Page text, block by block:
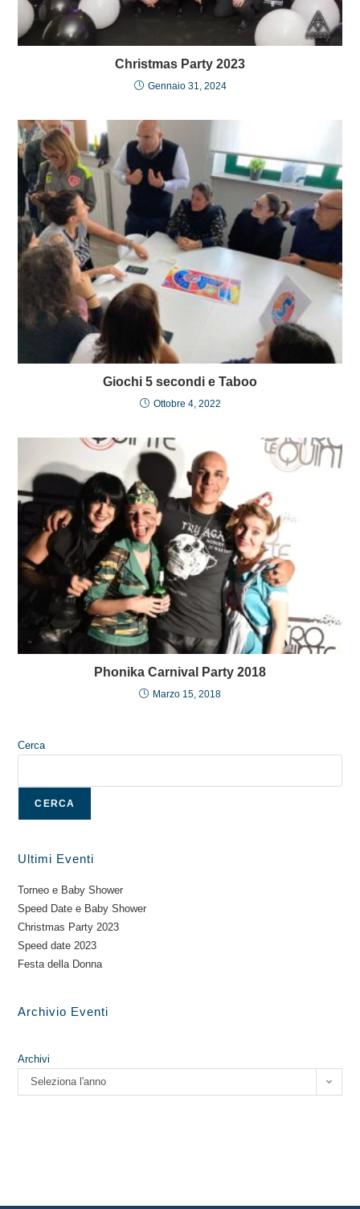
Christmas Party 2023
Gennaio 31, 2024
Giochi 5 secondi e Taboo
Ottobre 4, 2022
Phonika Carnival Party 2018
Marzo 15, 2018
Cerca
CERCA
Ultimi Eventi
Torneo e Baby Shower
Speed Date e Baby Shower
Christmas Party 2023
Speed date 2023
Festa della Donna
Archivio Eventi
Archivi
Seleziona l'anno